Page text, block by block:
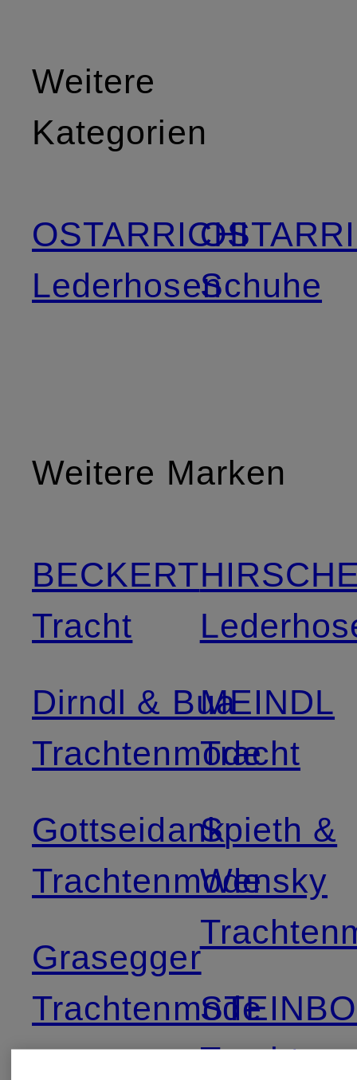
Weitere
Kategorien
OSTARRICHI
LederhosenSchuhe
Weitere Marken
BECKERT
Tracht
Dirndl & Bua
Trachtenmode
Gottseidank
Trachtenmode
Grasegger
Trachtenmode
MEINDL
Tracht
Spieth &
Wensky